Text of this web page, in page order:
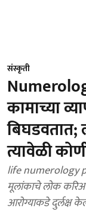
संस्कृती
कामाच्या
त्यावेळी
life numerology
मूलांकाचे लोक
आरोग्याकडे दुर्लक्ष